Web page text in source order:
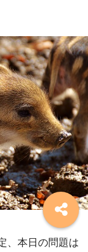
、本日の問題は